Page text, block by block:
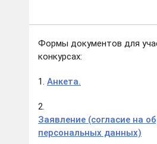
Формы документов для
конкурсах:
1. Анкета.
2.
Заявление (согласие на
персональных данных)